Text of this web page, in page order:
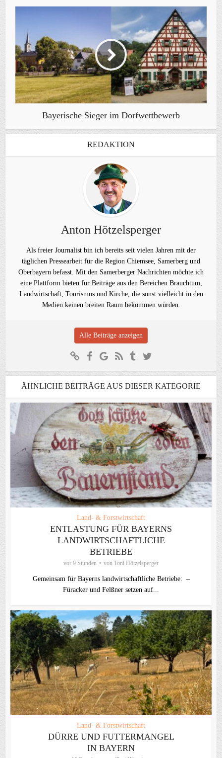
Bayerische Sieger im Dorfwettbewerb
REDAKTION
Anton Hötzelsperger
Als freier Journalist bin ich bereits seit vielen Jahren mit der
täglichen Pressearbeit für die Region Chiemsee, Samerberg und
Oberbayern befasst. Mit den Samerberger Nachrichten möchte ich
eine Plattform bieten für Beiträge aus den Bereichen Brauchtum,
Landwirtschaft, Tourismus und Kirche, die sonst vielleicht in den
Medien keinen breiten Raum bekommen würden.
Alle Beiträge anzeigen
ÄHNLICHE BEITRÄGE AUS DIESER KATEGORIE
Land- & Forstwirtschaft
ENTLASTUNG FÜR BAYERNS
LANDWIRTSCHAFTLICHE
BETRIEBE
vor 9 Stunden von Toni Hötzelsperger
Gemeinsam für Bayerns landwirtschaftliche Betriebe: –
Füracker und Felßner setzen auf...
Land- & Forstwirtschaft
DÜRRE UND FUTTERMANGEL
IN BAYERN